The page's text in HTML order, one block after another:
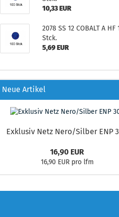
10,33 EUR
2078 SS 12 COBALT A HF
Stck.
5,69 EUR
Neue Artikel
Exklusiv Netz Nero/Silber ENP
16,90 EUR
16,90 EUR pro lfm